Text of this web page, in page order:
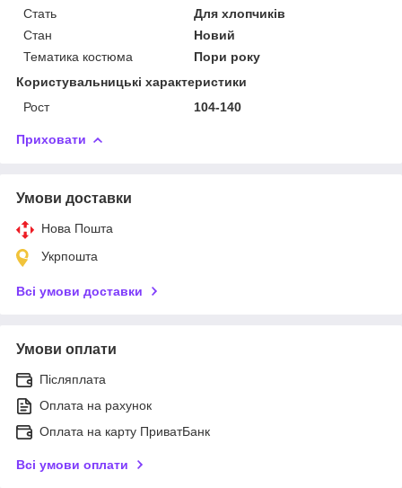
Стать
Для хлопчиків
Стан
Новий
Тематика костюма
Пори року
Користувальницькі характеристики
Рост
104-140
Приховати
Умови доставки
Нова Пошта
Укрпошта
Всі умови доставки
Умови оплати
Післяплата
Оплата на рахунок
Оплата на карту ПриватБанк
Всі умови оплати